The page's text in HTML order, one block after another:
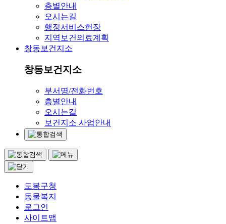
층별안내
오시는길
행정서비스헌장
지역보건의료계획
창동보건지소
창동보건지소
부서명/전화번호
층별안내
오시는길
보건지소 사업안내
도봉구청
동물복지
로그인
사이트맵